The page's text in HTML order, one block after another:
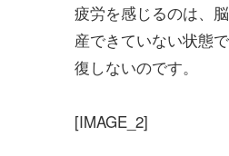
疲労を感じるのは、
産できていない状態
復しないのです。
[IMAGE_2]